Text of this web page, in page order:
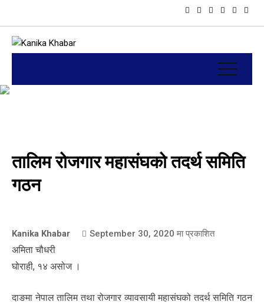
तालिम रोजगार महासंघको तदर्थ समिति
गठन
Kanika Khabar September 30, 2020 मा प्रकाशित
अमिता चौधरी
घोराही, १४ असोज ।
दाङमा नेपाल तालिम तथा रोजगार व्यावसायी महासंघको तदर्थ समिति गठन